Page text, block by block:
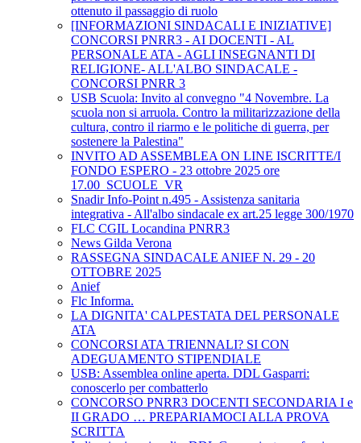
ottenuto il passaggio di ruolo
[INFORMAZIONI SINDACALI E INIZIATIVE]
CONCORSI PNRR3 - AI DOCENTI - AL
PERSONALE ATA - AGLI INSEGNANTI DI
RELIGIONE- ALL'ALBO SINDACALE -
CONCORSI PNRR 3
USB Scuola: Invito al convegno "4 Novembre. La
scuola non si arruola. Contro la militarizzazione della
cultura, contro il riarmo e le politiche di guerra, per
sostenere la Palestina"
INVITO AD ASSEMBLEA ON LINE ISCRITTE/I
FONDO ESPERO - 23 ottobre 2025 ore
17.00_SCUOLE_VR
Snadir Info-Point n.495 - Assistenza sanitaria
integrativa - All'albo sindacale ex art.25 legge 300/1970
FLC CGIL Locandina PNRR3
News Gilda Verona
RASSEGNA SINDACALE ANIEF N. 29 - 20
OTTOBRE 2025
Anief
Flc Informa.
LA DIGNITA' CALPESTATA DEL PERSONALE
ATA
CONCORSI ATA TRIENNALI? SI CON
ADEGUAMENTO STIPENDIALE
USB: Assemblea online aperta. DDL Gasparri:
conoscerlo per combatterlo
CONCORSO PNRR3 DOCENTI SECONDARIA I e
II GRADO … PREPARIAMOCI ALLA PROVA
SCRITTA